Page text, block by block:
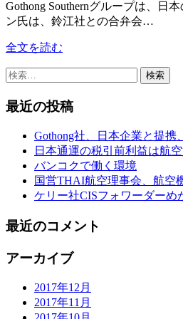
Gothong Southernグループは、日
ン氏は、鈴江社との合弁会…
全文を読む
検
最近の投稿
Gothong社、日本企業と提携
日本通運の税引前利益は航
バンコクで働く環境
国営THAI航空理事会、航空
ケリー社CISフォワーダーめ
最近のコメント
アーカイブ
2017年12月
2017年11月